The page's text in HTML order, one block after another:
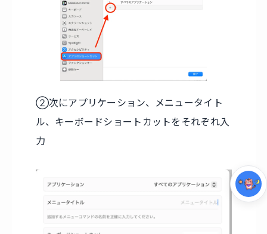
②次にアプリケーション、メニュータイト
ル、キーボードショートカットをそれぞれ入
力